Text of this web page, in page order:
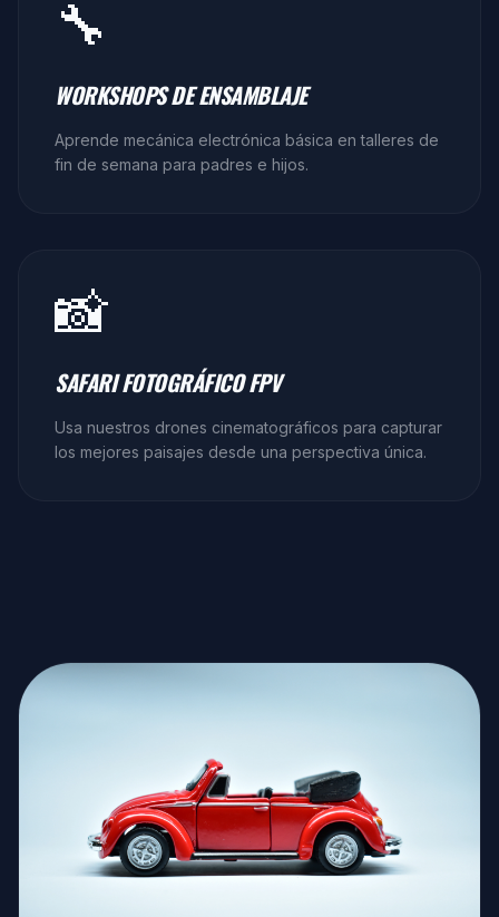
🔧
WORKSHOPS DE ENSAMBLAJE
Aprende mecánica electrónica básica en talleres de
fin de semana para padres e hijos.
📸
SAFARI FOTOGRÁFICO FPV
Usa nuestros drones cinematográficos para capturar
los mejores paisajes desde una perspectiva única.